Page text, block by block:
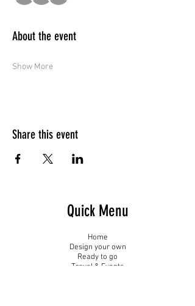
About the event
Show More
Share this event
Quick Menu
Home
Design your own
Ready to go
Travel & Events